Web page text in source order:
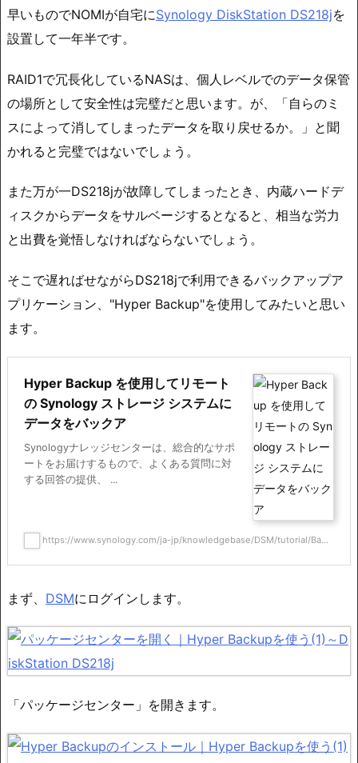
早いものでNOMIが自宅にSynology DiskStation DS218jを
設置して一年半です。
RAID1で冗長化しているNASは、個人レベルでのデータ保管
の場所として安全性は完璧だと思います。が、「自らのミ
スによって消してしまったデータを取り戻せるか。」と聞
かれると完璧ではないでしょう。
また万が一DS218jが故障してしまったとき、内蔵ハードデ
ィスクからデータをサルベージするとなると、相当な労力
と出費を覚悟しなければならないでしょう。
そこで遅ればせながらDS218jで利用できるバックアップア
プリケーション、"Hyper Backup"を使用してみたいと思い
ます。
Hyper Backup を使用してリモート
の Synology ストレージ システムに
データをバックア
Synologyナレッジセンターは、総合的なサポ
ートをお届けするもので、よくある質問に対
する回答の提供、 ...
https://www.synology.com/ja-jp/knowledgebase/DSM/tutorial/Ba...
まず、 DSMにログインします。
「パッケージセンター」を開きます。